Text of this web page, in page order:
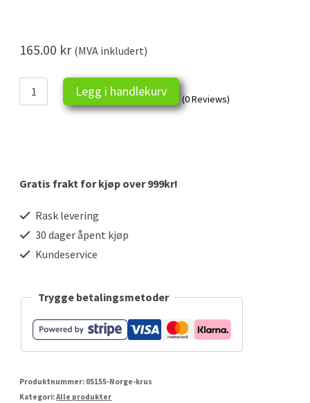
165.00 kr (MVA inkludert)
Norge
Legg i handlekurv
(0 Reviews)
Gratis frakt for kjøp over 999kr!
Rask levering
30 dager åpent kjøp
Kundeservice
Trygge betalingsmetoder
Produktnummer: 05155-Norge-krus
Kategori:Alle produkter